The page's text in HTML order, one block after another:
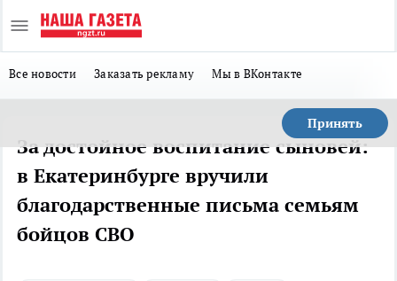
Все новости Заказать рекламу Мы в ВКонтакте
Принять
За достойное воспитание сыновей:
в Екатеринбурге вручили
благодарственные письма семьям
бойцов СВО